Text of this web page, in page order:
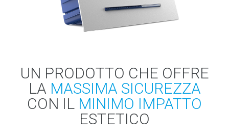
UN PRODOTTO CHE OFFRE
LA MASSIMA SICUREZZA
CON IL MINIMO IMPATTO
ESTETICO